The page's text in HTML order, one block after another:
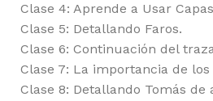
Clase 4: Aprende a Usar
Clase 5: Detallando Faros.
Clase 6: Continuación del
Clase 7: La importancia de
Clase 8: Detallando Tomás de